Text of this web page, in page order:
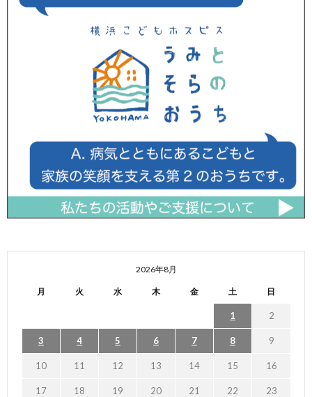
2026年8月
月 火 水 木 金 土 日
1 2
3 4 5 6 7 8 9
10 11 12 13 14 15 16
17 18 19 20 21 22 23